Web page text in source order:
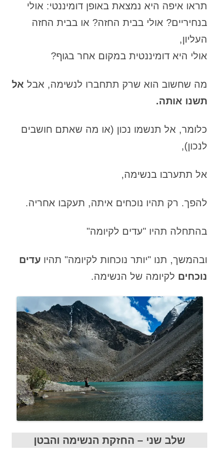
תראו איפה היא נמצאת באופן דומיננטי: אולי
בנחיריים? אולי בבית החזה? או בבית החזה
העליון,
אולי היא דומיננטית במקום אחר בגוף?
מה שחשוב הוא שרק תתחברו לנשימה, אבל אל
תשנו אותה.
כלומר, אל תנשמו נכון (או מה שאתם חושבים
לנכון),
אל תתערבו בנשימה,
להפך. רק תהיו נוכחים איתה, תעקבו אחריה.
בהתחלה תהיו "עדים לקיומה"
ובהמשך, תנו "יותר נוכחות לקיומה" תהיו עדים
נוכחים לקיומה של הנשימה.
שלב שני – החזקת הנשימה והבטן